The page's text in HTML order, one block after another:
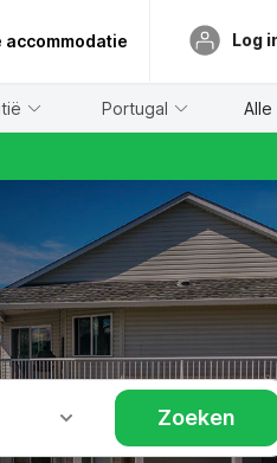
accommodatie Log
Portugal Alle
Zoeken